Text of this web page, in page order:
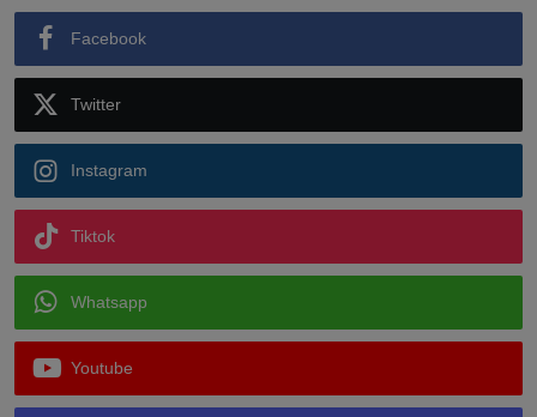
Facebook
Twitter
Instagram
Tiktok
Whatsapp
Youtube